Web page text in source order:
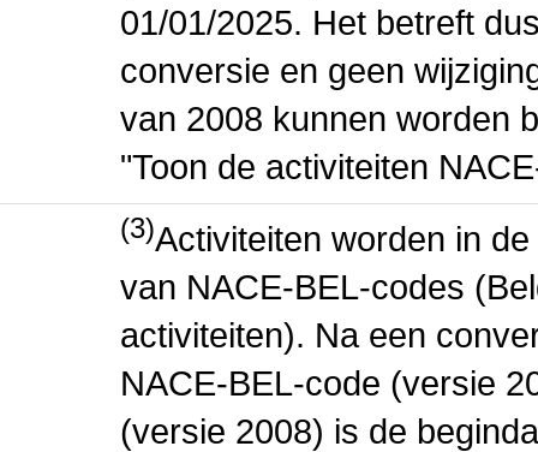
01/01/2025. Het betreft
conversie en geen
van 2008 kunnen worden
"Toon de activiteiten
(3)Activiteiten worden in
van NACE-BEL-codes
activiteiten). Na een
NACE-BEL-code (versie
(versie 2008) is de